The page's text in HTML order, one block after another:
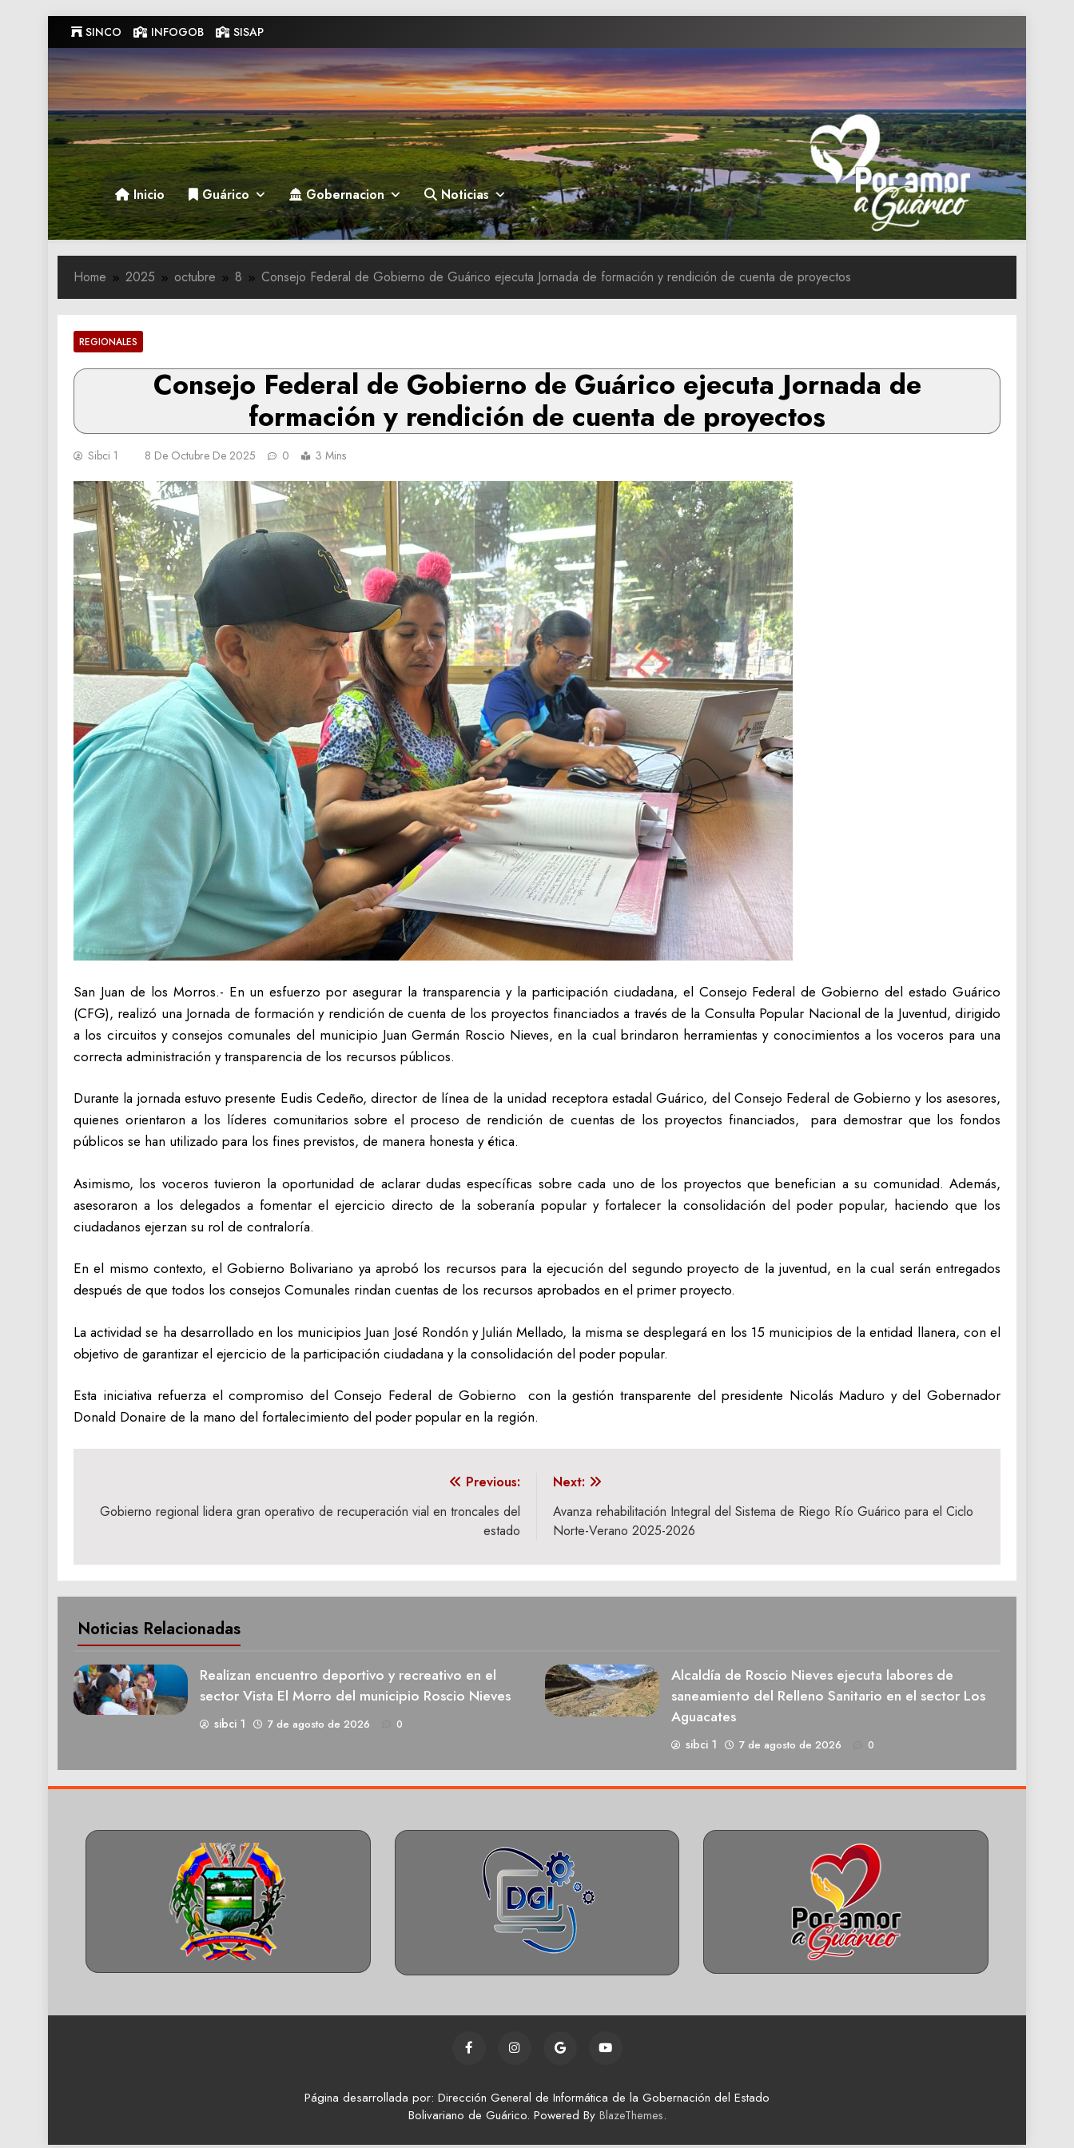
to
content
SINCO INFOGOB SISAP
Gobernacion de Guarico
Gobernacion de Guarico
Inicio Guárico Gobernacion Noticias
Home 2025 octubre 8 Consejo Federal de Gobierno de Guárico ejecuta Jornada de formación y rendición de cuenta de proyectos
REGIONALES
Consejo Federal de Gobierno de Guárico ejecuta Jornada de
formación y rendición de cuenta de proyectos
Sibci 1 8 De Octubre De 2025 0 3 Mins
‎San Juan de los Morros.- En un esfuerzo por asegurar la transparencia y la participación ciudadana, el Consejo Federal de Gobierno del estado Guárico
(CFG), realizó una Jornada de formación y rendición de cuenta de los proyectos financiados a través de la Consulta Popular Nacional de la Juventud, dirigido
a los circuitos y consejos comunales del municipio Juan Germán Roscio Nieves, en la cual brindaron herramientas y conocimientos a los voceros para una
correcta administración y transparencia de los recursos públicos.
Durante la jornada estuvo presente Eudis Cedeño, director de línea de la unidad receptora estadal Guárico, del Consejo Federal de Gobierno y los asesores,
quienes orientaron a los líderes comunitarios sobre el proceso de rendición de cuentas de los proyectos financiados, para demostrar que los fondos
públicos se han utilizado para los fines previstos, de manera honesta y ética.
Asimismo, los voceros tuvieron la oportunidad de aclarar dudas específicas sobre cada uno de los proyectos que benefician a su comunidad. Además,
asesoraron a los delegados a fomentar el ejercicio directo de la soberanía popular y fortalecer la consolidación del poder popular, haciendo que los
ciudadanos ejerzan su rol de contraloría.
En el mismo contexto, el Gobierno Bolivariano ya aprobó los recursos para la ejecución del segundo proyecto de la juventud, en la cual serán entregados
después de que todos los consejos Comunales rindan cuentas de los recursos aprobados en el primer proyecto.
La actividad se ha desarrollado en los municipios Juan José Rondón y Julián Mellado, la misma se desplegará en los 15 municipios de la entidad llanera, con el
objetivo de garantizar el ejercicio de la participación ciudadana y la consolidación del poder popular.
Esta iniciativa refuerza el compromiso del Consejo Federal de Gobierno con la gestión transparente del presidente Nicolás Maduro y del Gobernador
Donald Donaire de la mano del fortalecimiento del poder popular en la región.
de
Previous:
Gobierno regional lidera gran operativo de recuperación vial en troncales del
estado
Next:
Avanza rehabilitación Integral del Sistema de Riego Río Guárico para el Ciclo
Norte-Verano 2025-2026
Noticias Relacionadas
Realizan encuentro deportivo y recreativo en el
sector Vista El Morro del municipio Roscio Nieves
sibci 1 7 de agosto de 2026 0
Alcaldía de Roscio Nieves ejecuta labores de
saneamiento del Relleno Sanitario en el sector Los
Aguacates
sibci 1 7 de agosto de 2026 0
Página desarrollada por: Dirección General de Informática de la Gobernación del Estado
Bolivariano de Guárico. Powered By BlazeThemes.